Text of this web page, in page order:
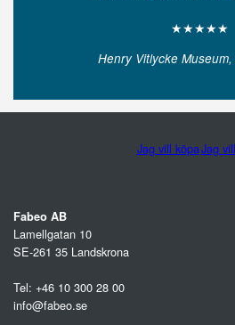
★★★★★
Henry Vitlycke
Jag vill köpaJag
Fabeo AB
Lamellgatan 10
SE-261 35 Landskrona
Tel: +46 10 300 28 00
info@fabeo.se